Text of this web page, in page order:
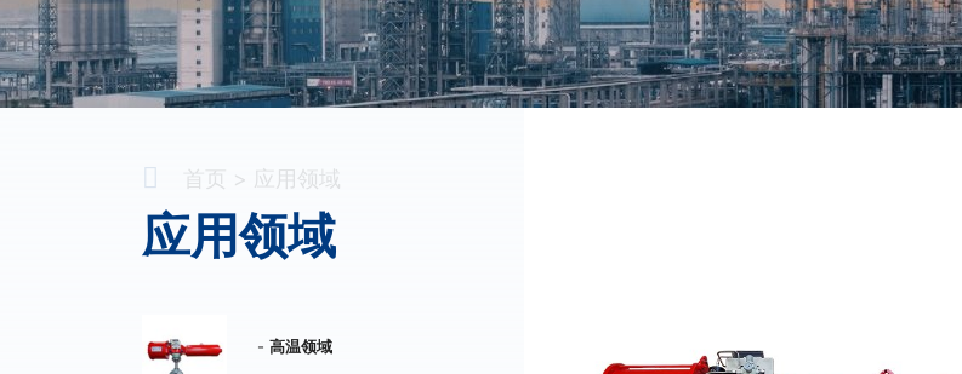
首页 应用领域
应用领域
高温领域